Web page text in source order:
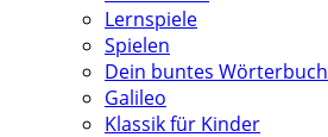
Lernspiele
Spielen
Dein buntes Wörterbuch
Galileo
Klassik für Kinder